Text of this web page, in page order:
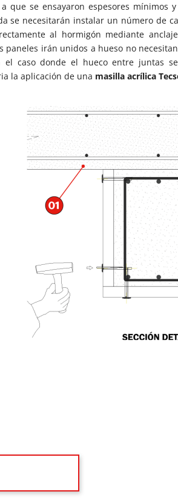
que se ensayaron espesores mínimos
se necesitarán instalar un número de
al hormigón mediante
paneles irán unidos a hueso no
el caso donde el hueco entre juntas
la aplicación de una masilla acrílica